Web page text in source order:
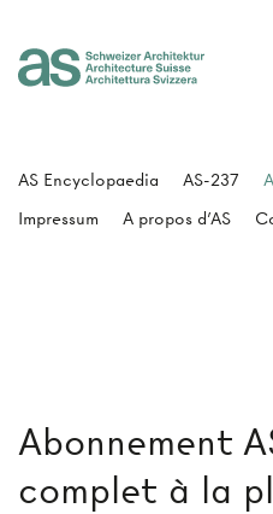
Abonnement
complet à la
AS Encyclopaedia AS-237
Impressum
A propos d'AS